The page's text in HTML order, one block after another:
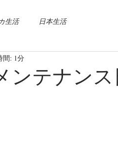
生活 日本生活
ンテナンス
間: 1分